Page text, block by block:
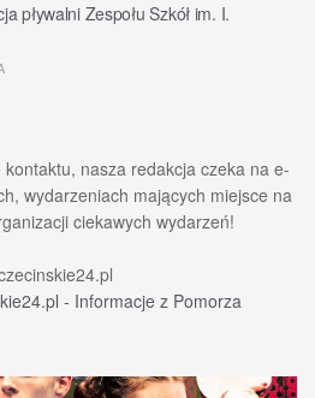
pływalni Zespołu Szkół im. I.
nasza redakcja czeka na e-
wydarzeniach mających miejsce na
ciekawych wydarzeń!
- Informacje z Pomorza